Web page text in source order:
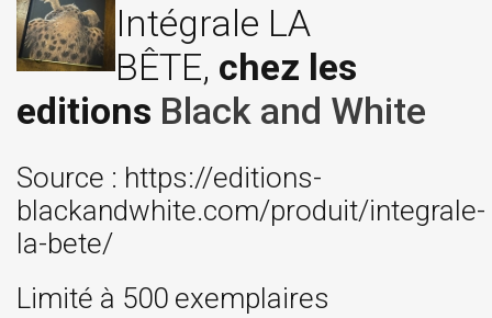
Intégrale LA
BÊTE, chez les
editions Black and White
Source : https://editions-
blackandwhite.com/produit/integrale-
la-bete/
Limité à 500 exemplaires